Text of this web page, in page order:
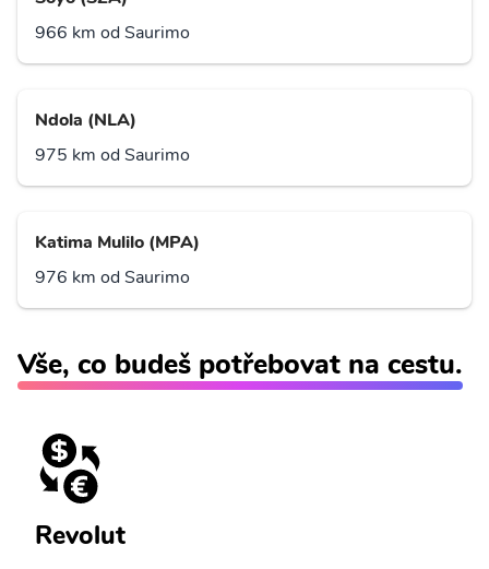
966 km od Saurimo
Ndola (NLA)
975 km od Saurimo
Katima Mulilo (MPA)
976 km od Saurimo
Vše, co budeš potřebovat na cestu.
Revolut